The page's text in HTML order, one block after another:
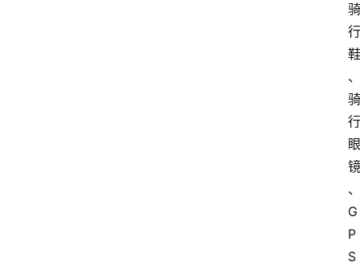
骑
行
鞋
、
骑
行
眼
镜
、
G
P
S